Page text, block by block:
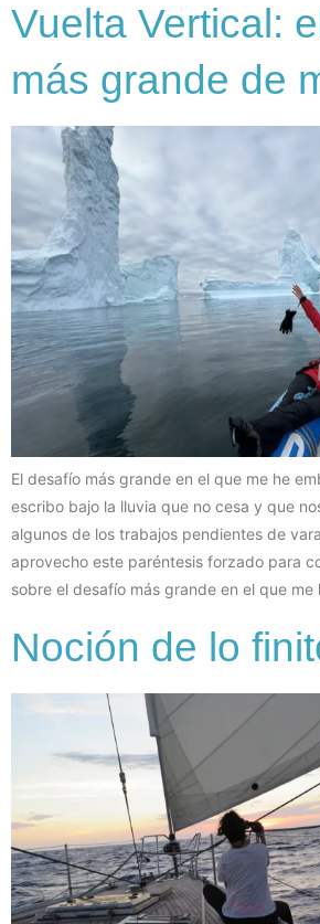
Vuelta Vertical:
más grande de
El desafío más grande en el que me he
escribo bajo la lluvia que no cesa y que
algunos de los trabajos pendientes de
aprovecho este paréntesis forzado para
sobre el desafío más grande en el que
Noción de lo